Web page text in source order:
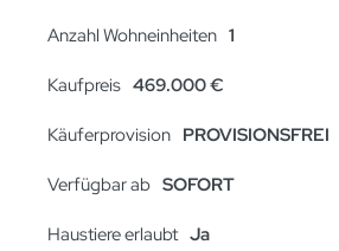
Anzahl Wohneinheiten 1
Kaufpreis 469.000 €
Käuferprovision PROVISIONSFREI
Verfügbar ab SOFORT
Haustiere erlaubt Ja